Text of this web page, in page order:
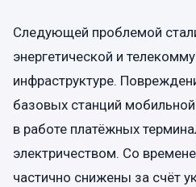
Следующей проблемой
энергетической и
инфраструктуре.
базовых станций
в работе платёжных
электричеством. Со
частично снижены за счёт